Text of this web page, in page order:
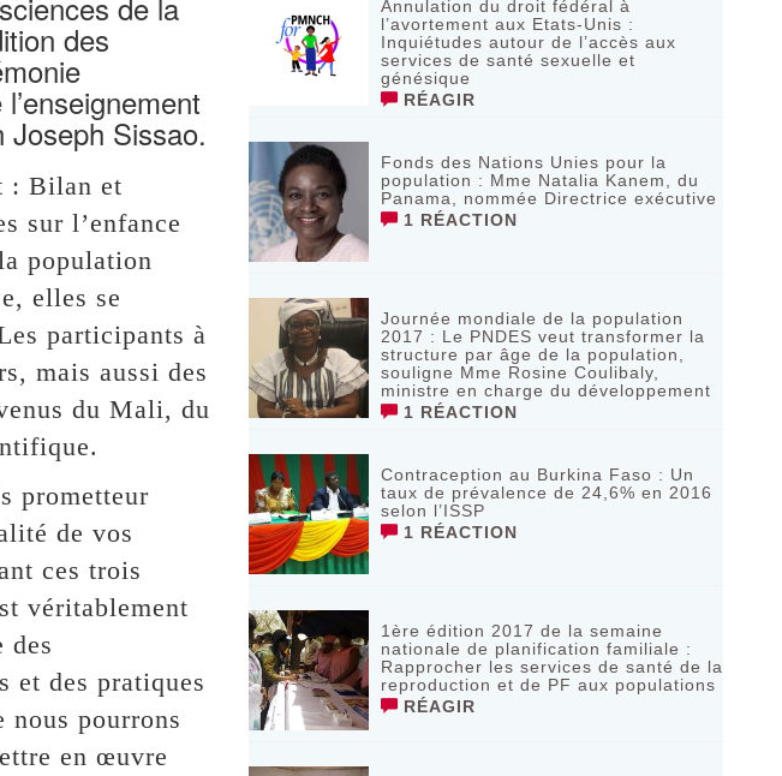
des
Joseph Sissao.
: Bilan et
sur l’enfance
population
elles se
participants à
mais aussi des
du Mali, du
prometteur
de vos
ces trois
véritablement
des
et des pratiques
nous pourrons
en œuvre
Annulation du droit fédéral à
l’avortement aux Etats-Unis :
Inquiétudes autour de l’accès aux
services de santé sexuelle et
génésique
RÉAGIR
Fonds des Nations Unies pour la
population : Mme Natalia Kanem, du
Panama, nommée Directrice exécutive
1 RÉACTION
Journée mondiale de la population
2017 : Le PNDES veut transformer la
structure par âge de la population,
souligne Mme Rosine Coulibaly,
ministre en charge du développement
1 RÉACTION
Contraception au Burkina Faso : Un
taux de prévalence de 24,6% en 2016
selon l’ISSP
1 RÉACTION
1ère édition 2017 de la semaine
nationale de planification familiale :
Rapprocher les services de santé de la
reproduction et de PF aux populations
RÉAGIR